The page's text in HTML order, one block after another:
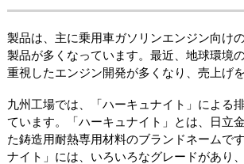
製品は、主に乗用車ガソリンエンジン向け
製品が多くなっています。最近、地球環境
重視したエンジン開発が多くなり、売上げ
九州工場では、「ハーキュナイト」による
ています。「ハーキュナイト」とは、日立
た鋳造用耐熱専用材料のブランドネームで
ナイト」には、いろいろなグレードがあり